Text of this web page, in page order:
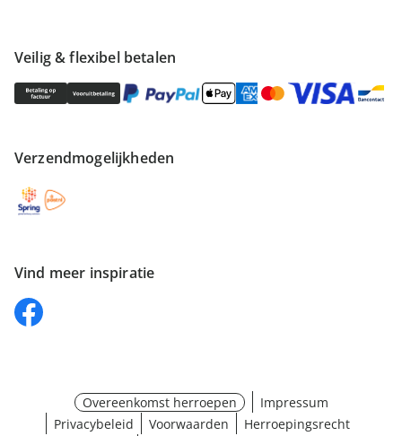
Veilig & flexibel betalen
Verzendmogelijkheden
Vind meer inspiratie
Overeenkomst herroepen
Impressum
Privacybeleid
Voorwaarden
Herroepingsrecht